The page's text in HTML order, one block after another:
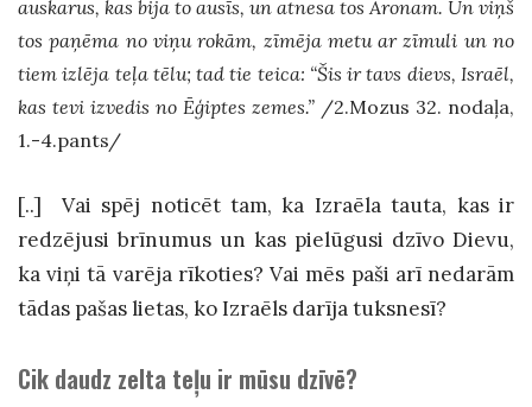
auskarus, kas bija to ausīs, un atnesa tos Āronam. Un viņš
tos paņēma no viņu rokām, zīmēja metu ar zīmuli un no
tiem izlēja teļa tēlu; tad tie teica: “Šis ir tavs dievs, Israēl,
kas tevi izvedis no Ēģiptes zemes.” /2.Mozus 32. nodaļa,
1.-4.pants/
[..] Vai spēj noticēt tam, ka Izraēla tauta, kas ir
redzējusi brīnumus un kas pielūgusi dzīvo Dievu,
ka viņi tā varēja rīkoties? Vai mēs paši arī nedarām
tādas pašas lietas, ko Izraēls darīja tuksnesī?
Cik daudz zelta teļu ir mūsu dzīvē?